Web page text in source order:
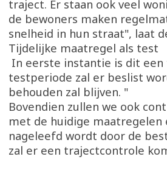
traject. Er staan ook veel
de bewoners maken
snelheid in hun straat", laat
Tijdelijke maatregel als test
In eerste instantie is dit
testperiode zal er beslist
behouden zal blijven. "
Bovendien zullen we ook
met de huidige
nageleefd wordt door de
zal er een trajectcontrole